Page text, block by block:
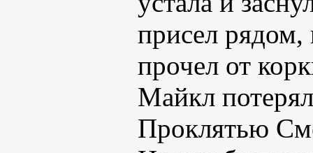
присел рядом,
прочел от
Майкл
Проклятью